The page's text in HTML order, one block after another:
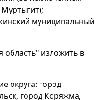
Муртыгит);
муниципальный
область" изложить в
округа: город
город Коряжма,